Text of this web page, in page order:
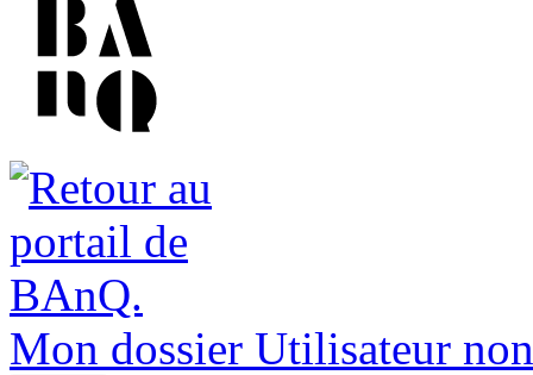
Mon dossier Utilisateur